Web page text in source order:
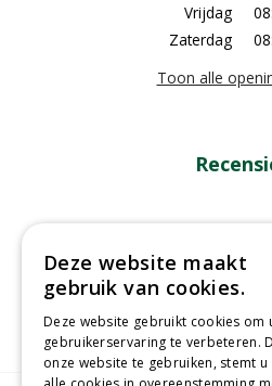
Vrijdag
Zaterdag
Toon alle
Deze website maakt
gebruik van cookies.
Deze website gebruikt cookies om
gebruikerservaring te verbeteren.
onze website te gebruiken, stemt u